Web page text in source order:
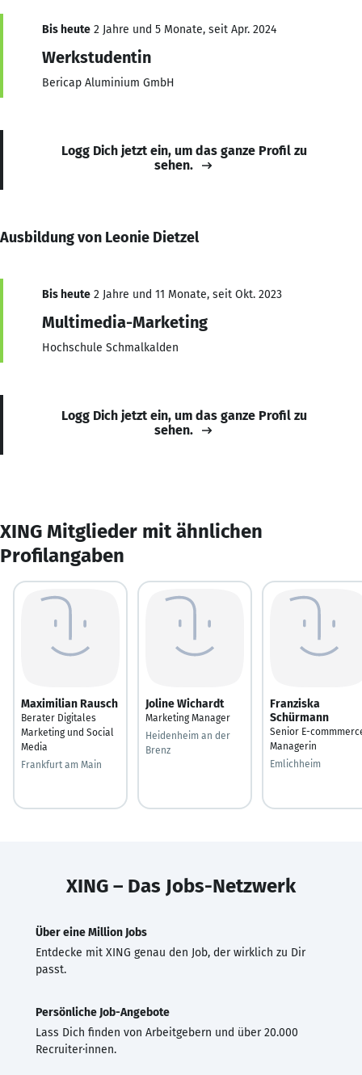
Bis heute 2 Jahre und 5 Monate, seit Apr. 2024
Werkstudentin
Bericap Aluminium GmbH
Logg Dich jetzt ein, um das ganze Profil zu
sehen.
Ausbildung von Leonie Dietzel
Bis heute 2 Jahre und 11 Monate, seit Okt. 2023
Multimedia-Marketing
Hochschule Schmalkalden
Logg Dich jetzt ein, um das ganze Profil zu
sehen.
XING Mitglieder mit ähnlichen
Profilangaben
Maximilian Rausch
Berater Digitales
Marketing und Social
Media
Frankfurt am Main
Joline Wichardt
Marketing Manager
Heidenheim an der
Brenz
Franziska
Schürmann
Senior E-
Managerin
Emlichheim
XING – Das Jobs-Netzwerk
Über eine Million Jobs
Entdecke mit XING genau den Job, der wirklich zu Dir
passt.
Persönliche Job-Angebote
Lass Dich finden von Arbeitgebern und über 20.000
Recruiter·innen.